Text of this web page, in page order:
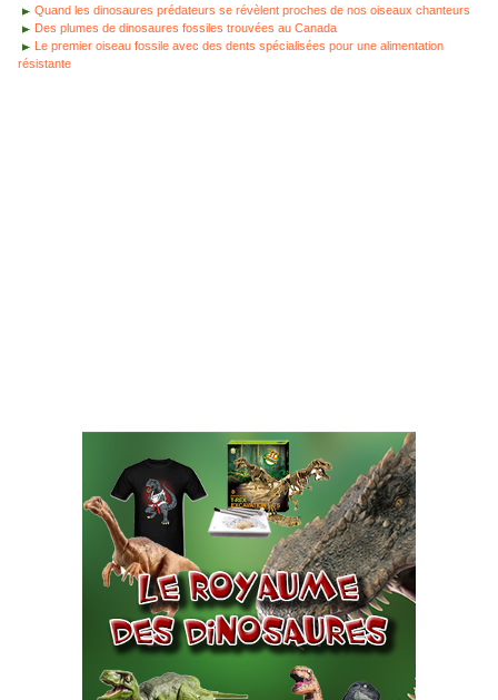
Quand les dinosaures prédateurs se révèlent proches de nos oiseaux chanteurs
Des plumes de dinosaures fossiles trouvées au Canada
Le premier oiseau fossile avec des dents spécialisées pour une alimentation
résistante